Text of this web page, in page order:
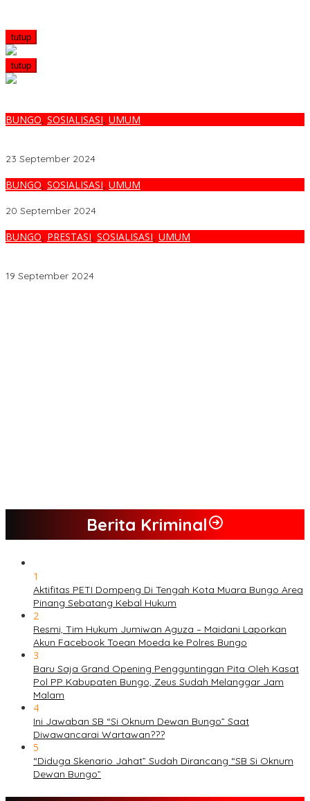
tutup
tutup
BUNGO, SOSIALISASI, UMUM
23 September 2024
BUNGO, SOSIALISASI, UMUM
20 September 2024
BUNGO, PRESTASI, SOSIALISASI, UMUM
19 September 2024
Berita Kriminal
1
Aktifitas PETI Dompeng Di Tengah Kota Muara Bungo Area
Pinang Sebatang Kebal Hukum
2
Resmi, Tim Hukum Jumiwan Aguza – Maidani Laporkan
Akun Facebook Toean Moeda ke Polres Bungo
3
Baru Saja Grand Opening Pengguntingan Pita Oleh Kasat
Pol PP Kabupaten Bungo, Zeus Sudah Melanggar Jam
Malam
4
Ini Jawaban SB “Si Oknum Dewan Bungo” Saat
Diwawancarai Wartawan???
5
“Diduga Skenario Jahat” Sudah Dirancang “SB Si Oknum
Dewan Bungo”